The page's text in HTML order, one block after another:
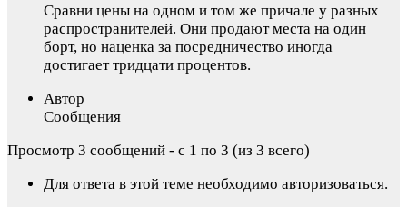
Сравни цены на одном и том же причале у разных
распространителей. Они продают места на один
борт, но наценка за посредничество иногда
достигает тридцати процентов.
Автор
Сообщения
Просмотр 3 сообщений - с 1 по 3 (из 3 всего)
Для ответа в этой теме необходимо авторизоваться.